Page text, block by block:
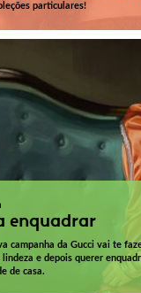
particulares!
enquadrar
campanha da Gucci vai te
e depois querer
de casa.